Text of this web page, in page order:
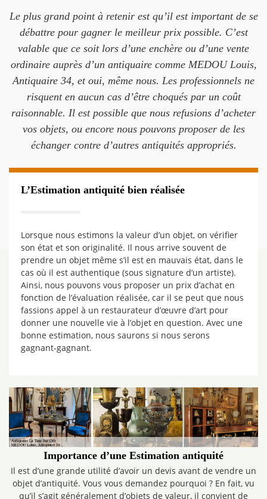
Le plus grand point à retenir est qu’il est important de se
débattre pour gagner le meilleur prix possible. C’est
valable que ce soit lors d’une enchère ou d’une vente
ordinaire auprès d’un antiquaire comme MEDOU Louis,
Antiquaire 34, et oui, même nous. Les professionnels ne
risquent en aucun cas d’être choqués par un coût
raisonnable. Il est possible que nous refusions d’acheter
vos objets, ou encore nous pouvons proposer de les
échanger contre d’autres antiquités appropriés.
L’Estimation antiquité bien réalisée
Lorsque nous estimons la valeur d’un objet, on vérifier
son état et son originalité. Il nous arrive souvent de
prendre un objet même s’il est en mauvais état, dans le
cas où il est authentique (sous signature d’un artiste).
Ainsi, nous pouvons vous proposer un prix d’achat en
fonction de l’évaluation réalisée, car il se peut que nous
fassions appel à un restaurateur d’œuvre d’art pour
donner une nouvelle vie à l’objet en question. Avec une
bonne estimation, nous saurons si nous serons
gagnant-gagnant.
Importance d’une Estimation antiquité
Il est d’une grande utilité d’avoir un devis avant de vendre un
objet d’antiquité. Vous vous demandez pourquoi ? En fait, vu
qu’il s’agit généralement d’objets de valeur, il convient de